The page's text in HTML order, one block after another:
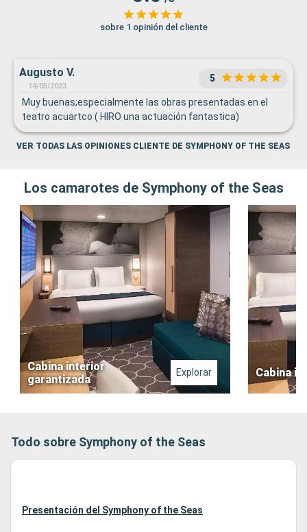
sobre 1 opinión del cliente
Augusto V.
14/05/2023
5
Muy buenas;especialmente las obras presentadas en el
teatro acuartco ( HIRO una actuación fantastica)
VER TODAS LAS OPINIONES CLIENTE DE SYMPHONY OF THE SEAS
Los camarotes de Symphony of the Seas
Cabina interior
garantizada
Explorar Cabina
Todo sobre Symphony of the Seas
Presentación del Symphony of the Seas